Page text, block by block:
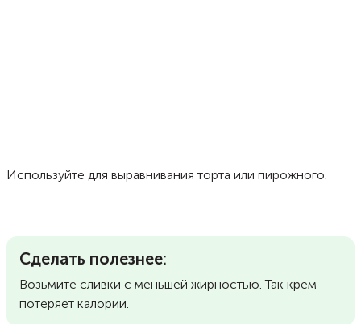
Используйте для выравнивания торта или пирожного.
Сделать полезнее:
Возьмите сливки с меньшей жирностью. Так крем
потеряет калории.